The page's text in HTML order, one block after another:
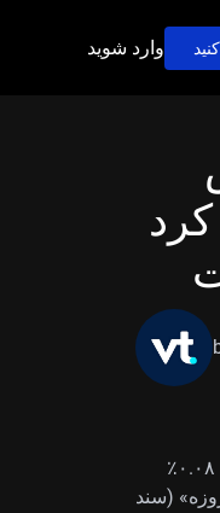
وارد شوید
پوند استرلینگ روز پنج‌شنبه بخشی از زیان‌های قبلی را جبران کرد و پس از گزارشی از «اکسیوس» ۰.۰۸٪
این گزارش می‌گفت مذاکره‌کنندگان آمریکا و ایران بر سر یک «یادداشت تفاهم ۶۰ روزه» (سند